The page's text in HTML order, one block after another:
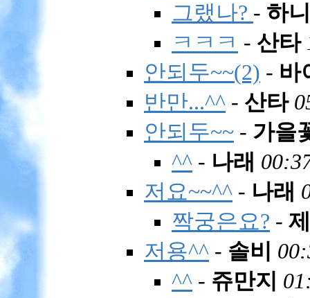
그랬나? - 하니
ㅋㅋㅋ - 산타
안되두~~(2) - 바
반만...^^ - 산타
안되두~~ - 가을
^^ - 나래
저요~~^^ - 나래
짝궁은요? -
저용^^ - 솔비
^^ - 쥬만지